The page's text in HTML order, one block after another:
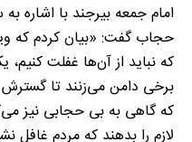
امام جمعه بیرجند با اشاره
حجاب گفت: «بیان کردم که
که نباید از آن‌ها غفلت
برخی دامن می‌زنند تا
که گاهی به بی حجابی نیز
لازم را بدهند که مردم غافل